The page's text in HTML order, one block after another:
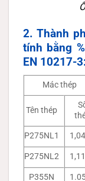
2. Thành
tính bằng
EN 10217-
Mác thép
Tên thép
P275NL1
P275NL2
P355N